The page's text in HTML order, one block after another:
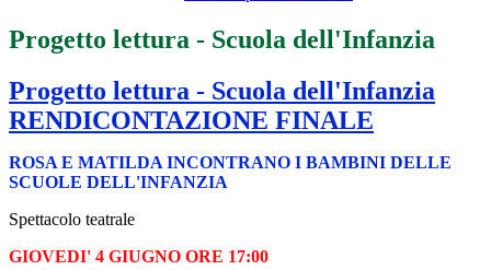
Progetto lettura - Scuola dell'Infanzia
Progetto lettura - Scuola dell'Infanzia
RENDICONTAZIONE FINALE
ROSA E MATILDA INCONTRANO I BAMBINI DELLE
SCUOLE DELL'INFANZIA
Spettacolo teatrale
GIOVEDI' 4 GIUGNO ORE 17:00